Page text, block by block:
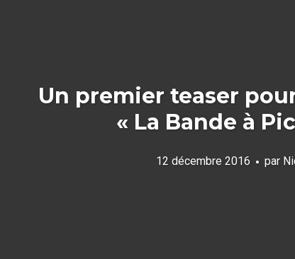
Un premier teaser
« La Bande à
12 décembre 2016 par